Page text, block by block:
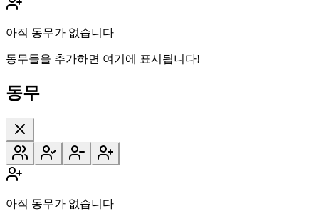
아직 동무가 없습니다
동무들을 추가하면 여기에 표시됩니다!
동무
아직 동무가 없습니다